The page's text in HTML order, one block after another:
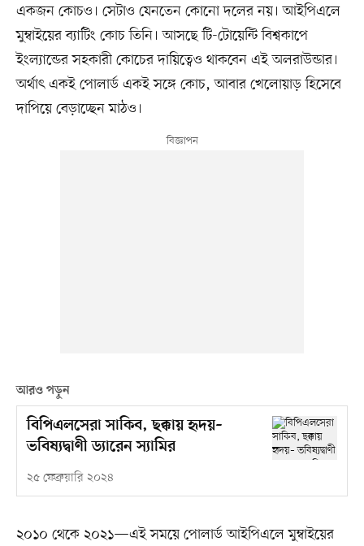
একজন কোচও। সেটাও যেনতেন কোনো দলের নয়। আইপিএলে
মুম্বাইয়ের ব্যাটিং কোচ তিনি। আসছে টি-টোয়েন্টি বিশ্বকাপে
ইংল্যান্ডের সহকারী কোচের দায়িত্বেও থাকবেন এই অলরাউন্ডার।
অর্থাৎ একই পোলার্ড একই সঙ্গে কোচ, আবার খেলোয়াড় হিসেবে
দাপিয়ে বেড়াচ্ছেন মাঠও।
আরও পড়ুন
বিপিএলসেরা সাকিব, ছক্কায় হৃদয়–
ভবিষ্যদ্বাণী ড্যারেন স্যামির
২৫ ফেব্রুয়ারি ২০২৪
২০১০ থেকে ২০২১—এই সময়ে পোলার্ড আইপিএলে মুম্বাইয়ের